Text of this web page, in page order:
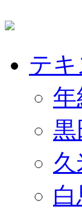
テキ
年
黒